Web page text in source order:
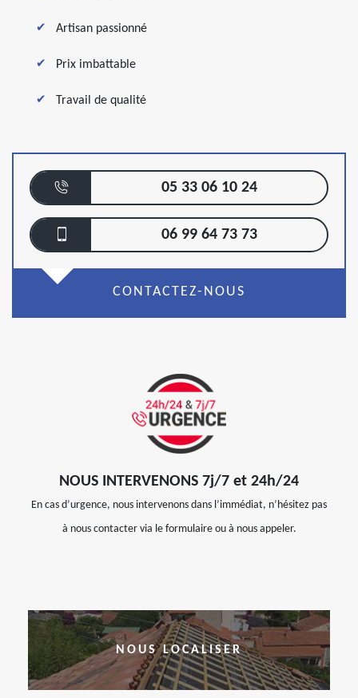
Artisan passionné
Prix imbattable
Travail de qualité
05 33 06 10 24
06 99 64 73 73
CONTACTEZ-NOUS
NOUS INTERVENONS 7j/7 et 24h/24
En cas d’urgence, nous intervenons dans l’immédiat, n’hésitez pas
à nous contacter via le formulaire ou à nous appeler.
NOUS LOCALISER